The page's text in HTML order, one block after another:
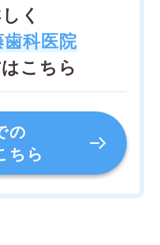
く
科医院
こちら
の
ちら